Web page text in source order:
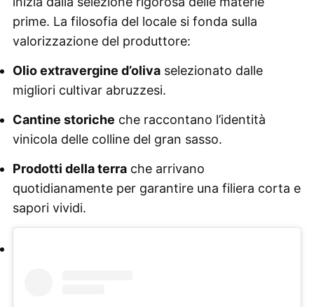
prime. La filosofia del locale si fonda sulla
valorizzazione del produttore:
Olio extravergine d’olivaselezionato dalle
migliori cultivar abruzzesi.
Cantine storiche che raccontano l’identità
vinicola delle colline del gran sasso.
Prodotti della terrache arrivano
quotidianamente per garantire una filiera corta e
sapori vividi.